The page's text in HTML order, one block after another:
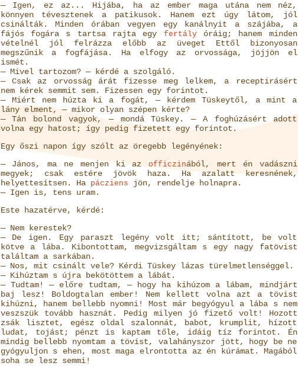
— Igen, ez az... Hijába, ha az ember maga utána nem néz,
könnyen tévesztenek a patikusok. Hanem ezt úgy látom, jól
csinálták. Minden órában vegyen egy kanálnyit a szájába, a
fájós fogára s tartsa rajta egy fertályóráig; hanem minden
vételnél jól felrázza előbb az üveget Ettől bizonyosan
megszűnik a fogfájása. Ha elfogy az orvossága, jöjjön el
ismét.
— Mivel tartozom? — kérdé a szolgáló.
— Csak az orvosság árát fizesse meg lelkem, a receptirásért
nem kérek semmit sem. Fizessen egy forintot.
— Miért nem húzta ki a fogát, — kérdem Tüskeytől, a mint a
lány elment, — mikor olyan szépen kérte?
— Tán bolond vagyok, — mondá Tüskey. — A foghúzásért adott
volna egy hatost; így pedig fizetett egy forintot.
Egy őszi napon így szólt az öregebb legényének:
— János, ma ne menjen ki azofficzinából, mert én vadászni
megyek; csak estére jövök haza. Ha azalatt keresnének,
helyettesítsen. Ha pácziens jön, rendelje holnapra.
— Igen is, tens uram.
Este hazatérve, kérdé:
— Nem kerestek?
— De igen. Egy paraszt legény volt itt; sántított, be volt
kötve a lába. Kibontottam, megvizsgáltam s egy nagy fatövist
találtam a sarkában.
— Nos, mit csinált vele? Kérdi Tüskey lázas türelmetlenséggel.
— Kihúztam s újra bekötöttem a lábát.
— Tudtam! — előre tudtam, — hogy ha kihúzom a lábam, mindjárt
baj lesz! Boldogtalan ember! Nem kellett volna azt a tövist
kihúzni, hanem bellebb nyomni! Most már begyógyul a lába s nem
veszszük tovább hasznát. Pedig milyen jó fizető volt! Hozott
zsák lisztet, egész oldal szalonnát, babot, krumplit, hízott
ludat, tojást; pénzt is kaptam tőle, idáig tíz forintot. Én
mindig bellebb nyomtam a tövist, valahányszor jött, hogy be ne
gyógyuljon s ehen, most maga elrontotta az én kúrámat. Magából
soha se lesz semmi!